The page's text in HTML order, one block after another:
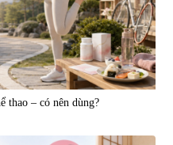
225.000 đ
thao – có nên dùng?